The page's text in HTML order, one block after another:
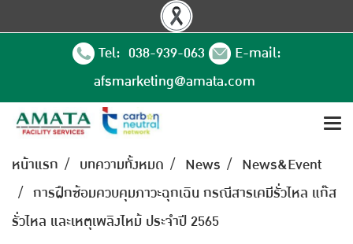
Tel: 038-939-063
E-mail:
afsmarketing@amata.com
หน้าแรก บทความทั้งหมด News
News&Event
การฝึกซ้อมควบคุมภาวะฉุกเฉิน กรณีสารเคมีรั่วไหล แก๊ส
รั่วไหล และเหตุเพลิงไหม้ ประจำปี 2565